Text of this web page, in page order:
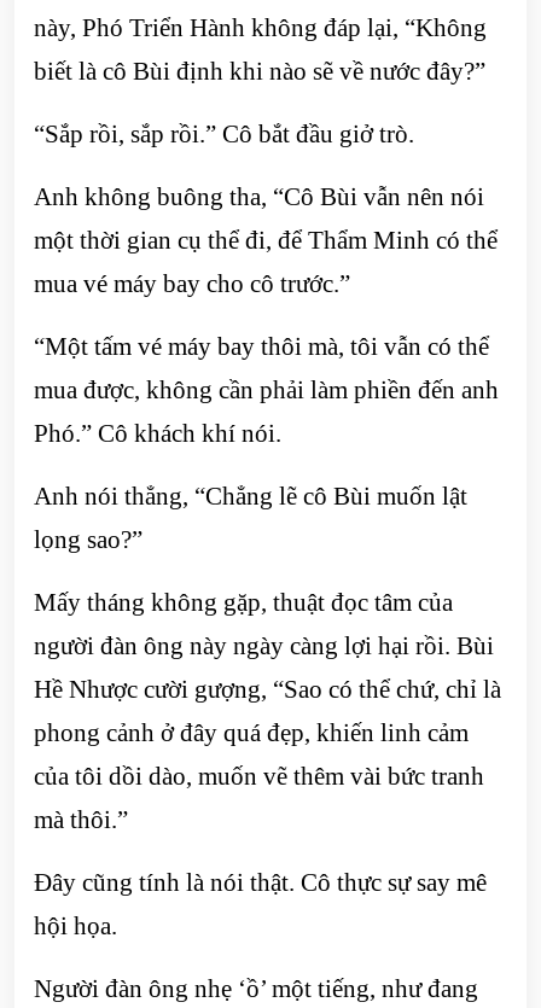
này, Phó Triển Hành không đáp lại, “Không
biết là cô Bùi định khi nào sẽ về nước đây?”
“Sắp rồi, sắp rồi.” Cô bắt đầu giở trò.
Anh không buông tha, “Cô Bùi vẫn nên nói
một thời gian cụ thể đi, để Thẩm Minh có thể
mua vé máy bay cho cô trước.”
“Một tấm vé máy bay thôi mà, tôi vẫn có thể
mua được, không cần phải làm phiền đến anh
Phó.” Cô khách khí nói.
Anh nói thẳng, “Chẳng lẽ cô Bùi muốn lật
lọng sao?”
Mấy tháng không gặp, thuật đọc tâm của
người đàn ông này ngày càng lợi hại rồi. Bùi
Hề Nhược cười gượng, “Sao có thể chứ, chỉ là
phong cảnh ở đây quá đẹp, khiến linh cảm
của tôi dồi dào, muốn vẽ thêm vài bức tranh
mà thôi.”
Đây cũng tính là nói thật. Cô thực sự say mê
hội họa.
Người đàn ông nhẹ ‘ồ’ một tiếng, như đang